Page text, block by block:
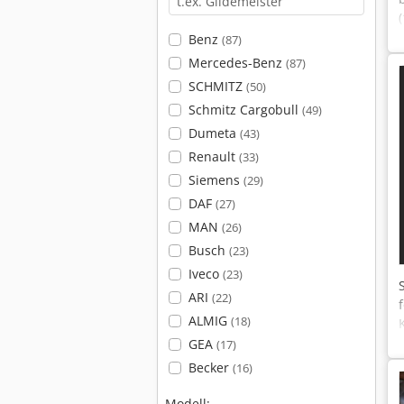
Benz (87)
Mercedes-Benz (87)
SCHMITZ (50)
Schmitz Cargobull (49)
Dumeta (43)
Renault (33)
Siemens (29)
DAF (27)
MAN (26)
Busch (23)
Iveco (23)
ARI (22)
ALMIG (18)
GEA (17)
Becker (16)